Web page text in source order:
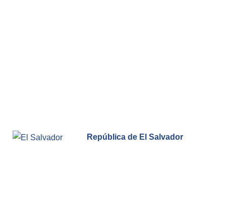
República de El Salvador